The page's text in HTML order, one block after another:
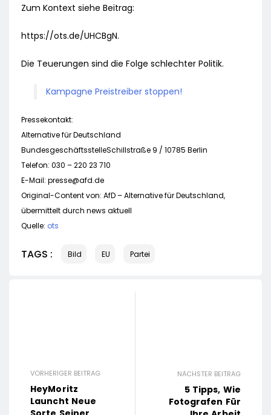
Zum Kontext siehe Beitrag:
https://ots.de/UHCBgN.
Die Teuerungen sind die Folge schlechter Politik.
Kampagne Preistreiber stoppen!
Pressekontakt:
Alternative für Deutschland
BundesgeschäftsstelleSchillstraße 9 / 10785 Berlin
Telefon: 030 – 220 23 710
E-Mail: presse@afd.de
Original-Content von: AfD – Alternative für Deutschland,
übermittelt durch news aktuell
Quelle: ots
TAGS : Bild EU Partei
VORHERIGER BEITRAG
HeyMoritz
Launcht Neue
NÄCHSTER BEITRAG
5 Tipps, Wie
Fotografen Für